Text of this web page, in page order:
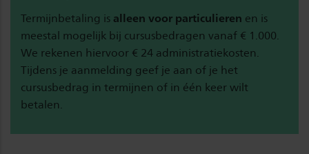
Termijnbetaling is alleen voor particulieren en is
meestal mogelijk bij cursusbedragen vanaf € 1.000.
We rekenen hiervoor € 24 administratiekosten.
Tijdens je aanmelding geef je aan of je het
cursusbedrag in termijnen of in één keer wilt
betalen.